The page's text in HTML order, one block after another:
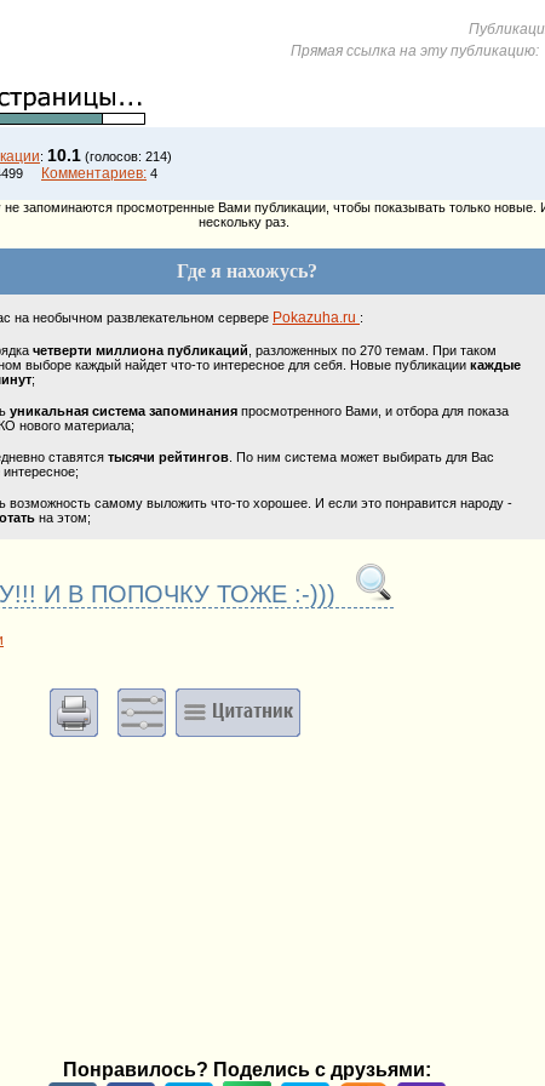
Прямая ссылка на эту публикацию:
: 10.1 (голосов: 214)
Комментариев: 4
запоминаются просмотренные Вами публикации, чтобы показывать только новые.
нескольку раз.
Где я нахожусь?
на необычном развлекательном сервере Pokazuha.ru :
четверти миллиона публикаций , разложенных по 270 темам. При таком
выборе каждый найдет что-то интересное для себя. Новые публикации каждые
;
уникальная система запоминания просмотренного Вами, и отбора для показа
нового материала;
ставятся тысячи рейтингов . По ним система может выбирать для Вас
возможность самому выложить что-то хорошее. И если это понравится народу -
на этом;
И В ПОПОЧКУ ТОЖЕ :-)))
Понравилось? Поделись с друзьями: